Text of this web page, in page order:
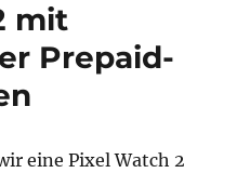
mit
Prepaid-
eine Pixel Watch 2